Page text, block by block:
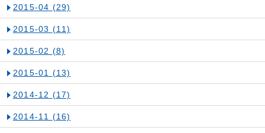
2015-04 (29)
2015-03 (11)
2015-02 (8)
2015-01 (13)
2014-12 (17)
2014-11 (16)